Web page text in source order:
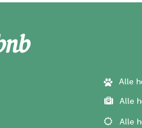
Alle
Alle
Alle